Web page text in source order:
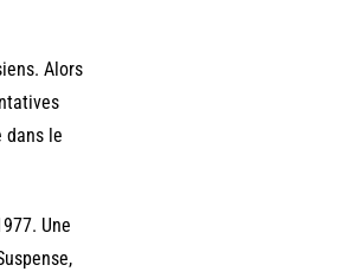
Alors
dans le
Une